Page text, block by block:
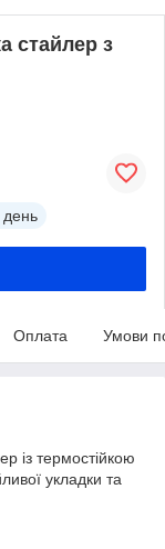
стайлер з
день
Оплата Умови
із термостійкою
укладки та